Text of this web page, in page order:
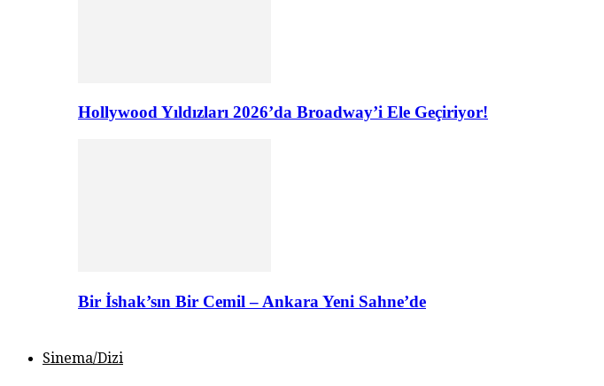
Hollywood Yıldızları 2026’da Broadway’i Ele Geçiriyor!
Bir İshak’sın Bir Cemil – Ankara Yeni Sahne’de
Sinema/Dizi